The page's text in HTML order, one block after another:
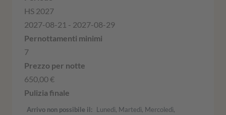
HS 2027
2027-08-21 - 2027-08-29
7
650,00 €
Arrivo non possibile il
Lunedì, Martedì, Mercoledì,